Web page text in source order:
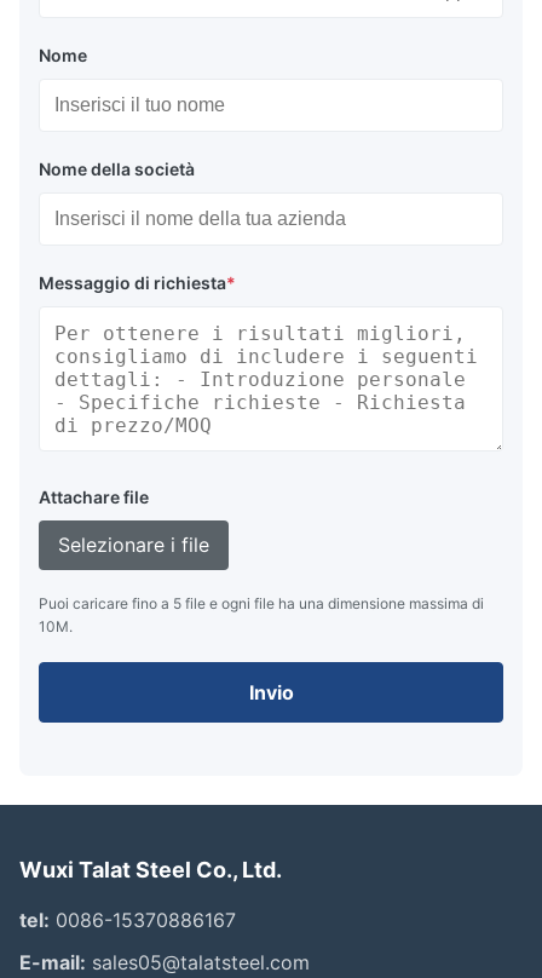
Nome
Nome della società
Messaggio di richiesta*
Attachare file
Selezionare i file
Puoi caricare fino a 5 file e ogni file ha una dimensione massima di
10M.
Invio
Wuxi Talat Steel Co., Ltd.
tel: 0086-15370886167
E-mail: sales05@talatsteel.com